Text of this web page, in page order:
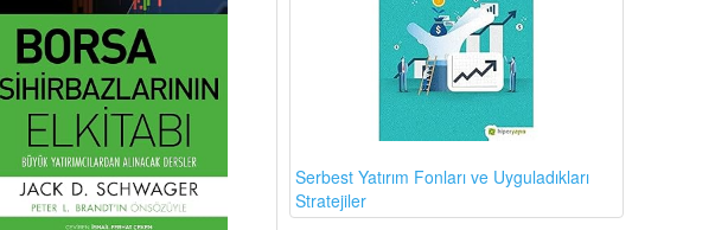
Serbest Yatırım Fonları ve Uyguladıkları
Stratejiler